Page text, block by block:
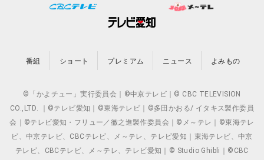
番組 ショート プレミアム ニュース よみもの
©「かよチュー」実行委員会｜©中京テレビ｜© CBC TELEVISION
CO.,LTD. ｜©テレビ愛知｜©東海テレビ｜©多田かおる/ イタキス製作委員
会｜©テレビ愛知・フリュー／徹之進製作委員会｜©メ～テレ｜©東海テレ
ビ、中京テレビ、CBCテレビ、メ～テレ、テレビ愛知｜東海テレビ、中京
テレビ、CBCテレビ、メ～テレ、テレビ愛知｜© Studio Ghibli｜©CBC